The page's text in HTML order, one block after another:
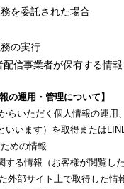
を委託された場合
の実行
信事業者が保有する情
の運用・管理について】
いただく個人情報の運用
います）を取得または
めの情報
る情報（お客様が閲覧し
外部サイト上で取得した